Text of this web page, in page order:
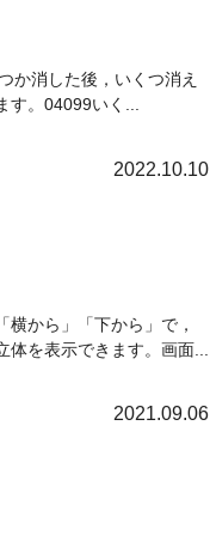
か消した後，いくつ消え
す。04099いく...
2022.10.10
から」「下から」で，
体を表示できます。画面...
2021.09.06